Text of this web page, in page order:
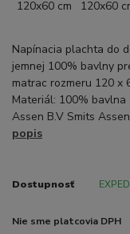
Napínacia plachta do
jemnej 100% bavlny
matrac rozmeru 120 x
Materiál: 100%
Assen B.V Smits
popis
Dostupnosť
Nie sme platcovia DPH